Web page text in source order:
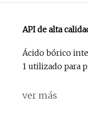
API de alta
Ácido bórico
1 utilizado para
ver más